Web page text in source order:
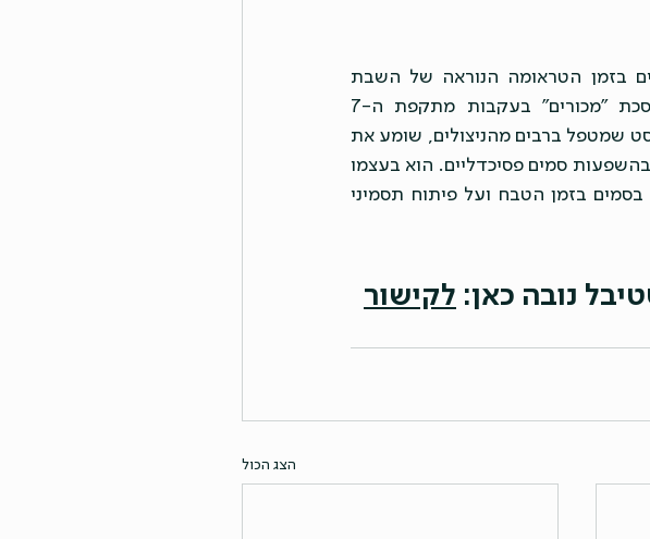
נובה כאן: לקישור
הצג הכול